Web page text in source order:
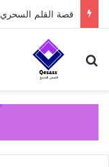
content
قصة القلم السحري
بحث عن